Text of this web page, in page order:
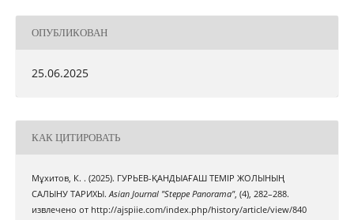
ОПУБЛИКОВАН
25.06.2025
КАК ЦИТИРОВАТЬ
Мұхитов, К. . (2025). ГУРЬЕВ-ҚАНДЫАҒАШ ТЕМІР ЖОЛЫНЫҢ
САЛЫНУ ТАРИХЫ.Asian Journal "Steppe Panorama", (4), 282–288.
извлечено от http://ajspiie.com/index.php/history/article/view/840